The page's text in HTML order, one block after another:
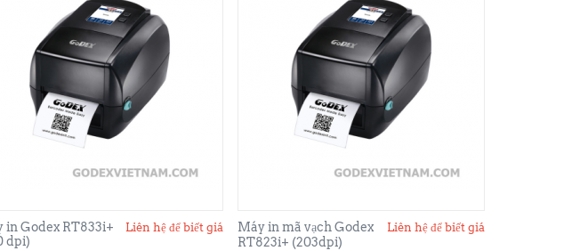
in Godex RT833i+
dpi)
Liên hệ để biết giá
Máy in mã vạch Godex
RT823i+ (203dpi)
Liên hệ để biết giá